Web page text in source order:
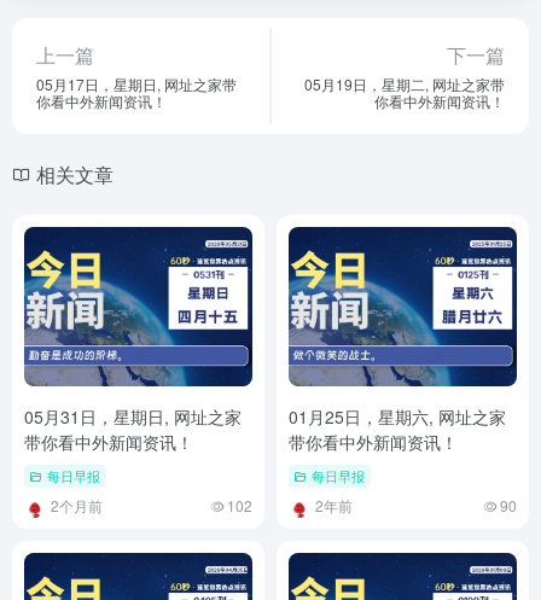
上一篇
05月17日，星期日, 网址之家带
你看中外新闻资讯！
下一篇
05月19日，星期二, 网址之家带
你看中外新闻资讯！
相关文章
05月31日，星期日, 网址之家
带你看中外新闻资讯！
每日早报
2个月前 102
01月25日，星期六, 网址之家
带你看中外新闻资讯！
每日早报
2年前 90